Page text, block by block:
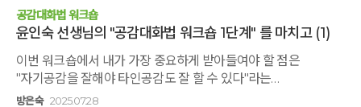
건강한 소통의 방향성을 다시 세우게 되었습니다. 좋은시간
만들어주신 깊은산속 옹달샘,함께 했던
좋은선생님들과윤인숙강사님께 감사인사 드립니다.
공감대화법 워크숍
윤인숙 선생님의 "공감대화법 워크숍 1단계" 를 마치고 (1)
이번 워크숍에서 내가 가장 중요하게 받아들여야 할 점은
"자기공감을 잘해야 타인공감도 잘 할 수 있다"라는
것이였습니다. 나는 살아오면서 타인에 대한 공감능력도 높고
방은숙 2025.07.28